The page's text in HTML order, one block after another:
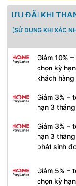
ƯU ĐÃI KHI
(SỬ DỤNG KHI XÁC
Giảm 10%
chọn kỳ
khách hàng
Giảm 3% –
hạn 3
Giảm 3% –
hạn 3
phát sinh
Giảm 5% –
chọn kỳ